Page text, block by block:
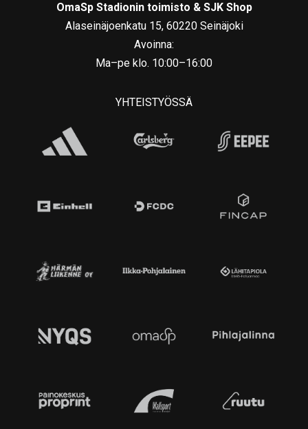
OmaSp Stadionin toimisto & SJK Shop
Alaseinäjoenkatu 15, 60220 Seinäjoki
Avoinna:
Ma–pe klo. 10:00–16:00
YHTEISTYÖSSÄ